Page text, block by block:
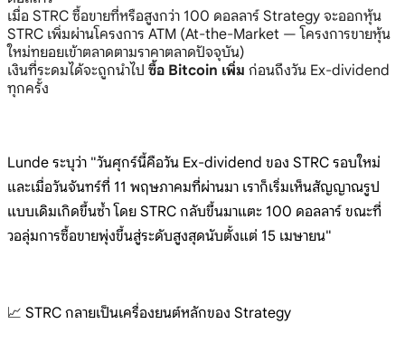
เมื่อ STRC ซื้อขายที่หรือสูงกว่า 100 ดอลลาร์ Strategy จะออกหุ้น
STRC เพิ่มผ่านโครงการ ATM (At-the-Market — โครงการขายหุ้น
ใหม่ทยอยเข้าตลาดตามราคาตลาดปัจจุบัน)
เงินที่ระดมได้จะถูกนำไป ซื้อ Bitcoin เพิ่ม ก่อนถึงวัน Ex-dividend
ทุกครั้ง
Lunde ระบุว่า "วันศุกร์นี้คือวัน Ex-dividend ของ STRC รอบใหม่
และเมื่อวันจันทร์ที่ 11 พฤษภาคมที่ผ่านมา เราก็เริ่มเห็นสัญญาณรูป
แบบเดิมเกิดขึ้นซ้ำ โดย STRC กลับขึ้นมาแตะ 100 ดอลลาร์ ขณะที่
วอลุ่มการซื้อขายพุ่งขึ้นสู่ระดับสูงสุดนับตั้งแต่ 15 เมษายน"
📈 STRC กลายเป็นเครื่องยนต์หลักของ Strategy